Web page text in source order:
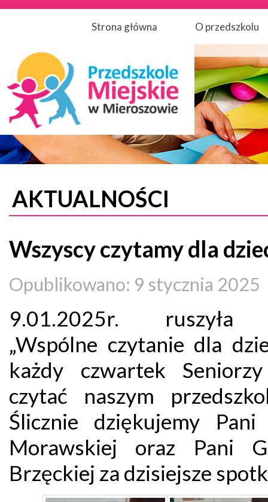
Strona główna O przedszkolu
AKTUALNOŚCI
Wszyscy czytamy dla
Opublikowano: 9 stycznia 2025
9.01.2025r. ruszyła
„Wspólne czytanie dla
każdy czwartek
czytać naszym
Ślicznie dziękujemy Pani
Morawskiej oraz Pani
Brzęckiej za dzisiejsze